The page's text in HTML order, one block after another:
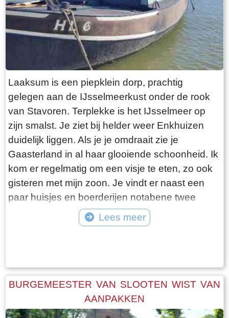
Laaksum is een piepklein dorp, prachtig
gelegen aan de IJsselmeerkust onder de rook
van Stavoren. Terplekke is het IJsselmeer op
zijn smalst. Je ziet bij helder weer Enkhuizen
duidelijk liggen. Als je je omdraait zie je
Gaasterland in al haar glooiende schoonheid. Ik
kom er regelmatig om een visje te eten, zo ook
gisteren met mijn zoon. Je vindt er naast een
paar huisjes en boerderijen notabene twee
visrestaurants op steenworp afstand van elkaar.
Er schijnt het jaar rond voldoende klandizie te
linker restaurant dat sinds een paar jaar in de
voormalige zoutloods gevestigd is. Zolang de
voorraad strekt welteverstaan. De naam
“Laaksumer Bot” suggereert dat de vis terplekke
Lees meer
BURGEMEESTER VAN SLOOTEN WIST VAN
AANPAKKEN